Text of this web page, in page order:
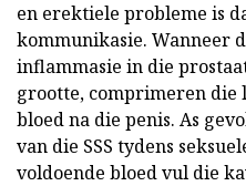
en erektiele probleme is
kommunikasie. Wanneer
inflammasie in die
grootte, comprimeren die
bloed na die penis. As
van die SSS tydens
voldoende bloed vul die